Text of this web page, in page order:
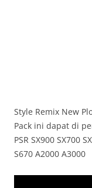
Style Remix New
Pack ini dapat di
PSR SX900 SX700
S670 A2000 A3000